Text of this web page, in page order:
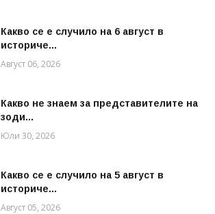
Какво се е случило на 6 август в
историче...
Август 06, 2026
Какво не знаем за представителите на
зоди...
Юли 30, 2026
Какво се е случило на 5 август в
историче...
Август 05, 2026